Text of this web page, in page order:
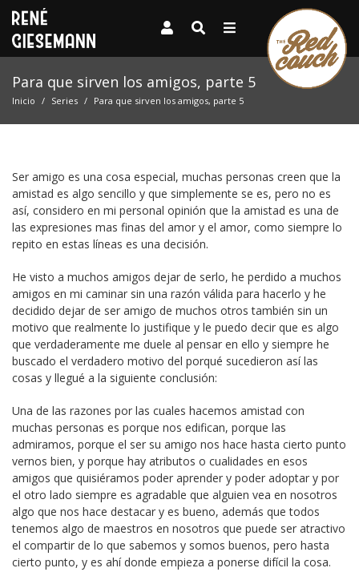
Para que sirven los amigos, parte 5
Inicio Series Para que sirven los amigos, parte 5
Ser amigo es una cosa especial, muchas personas creen que la
amistad es algo sencillo y que simplemente se es, pero no es
así, considero en mi personal opinión que la amistad es una de
las expresiones mas finas del amor y el amor, como siempre lo
repito en estas líneas es una decisión.
He visto a muchos amigos dejar de serlo, he perdido a muchos
amigos en mi caminar sin una razón válida para hacerlo y he
decidido dejar de ser amigo de muchos otros también sin un
motivo que realmente lo justifique y le puedo decir que es algo
que verdaderamente me duele al pensar en ello y siempre he
buscado el verdadero motivo del porqué sucedieron así las
cosas y llegué a la siguiente conclusión:
Una de las razones por las cuales hacemos amistad con
muchas personas es porque nos edifican, porque las
admiramos, porque el ser su amigo nos hace hasta cierto punto
vernos bien, y porque hay atributos o cualidades en esos
amigos que quisiéramos poder aprender y poder adoptar y por
el otro lado siempre es agradable que alguien vea en nosotros
algo que nos hace destacar y es bueno, además que todos
tenemos algo de maestros en nosotros que puede ser atractivo
el compartir de lo que sabemos y somos buenos, pero hasta
cierto punto, y es ahí donde empieza a ponerse difícil la cosa.